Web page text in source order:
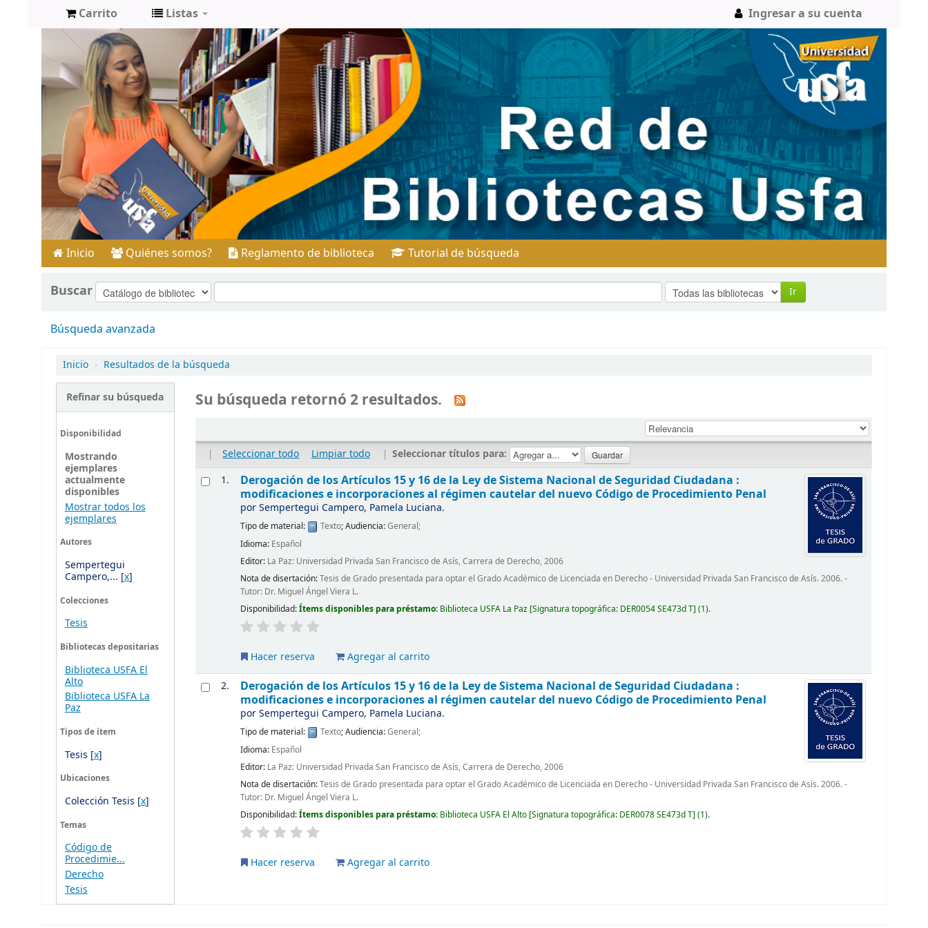
Carrito Listas Ingresar a su cuenta
Inicio Quiénes somos? Reglamento de biblioteca Tutorial de búsqueda
Buscar Ir
Búsqueda avanzada
Inicio › Resultados de la búsqueda
Refinar su búsqueda
Disponibilidad
Mostrando
ejemplares
actualmente
disponibles
Mostrar todos los
ejemplares
Autores
Sempertegui
Campero,... [x]
Colecciones
Tesis
Bibliotecas depositarias
Biblioteca USFA El
Alto
Biblioteca USFA La
Paz
Tipos de ítem
Tesis [x]
Ubicaciones
Colección Tesis [x]
Temas
Código de
Procedimie...
Derecho
Tesis
Su búsqueda retornó 2 resultados.
| Seleccionar todo Limpiar todo | Seleccionar títulos para:
1.
Derogación de los Artículos 15 y 16 de la Ley de Sistema Nacional de Seguridad Ciudadana :
modificaciones e incorporaciones al régimen cautelar del nuevo Código de Procedimiento Penal
porSempertegui Campero, Pamela Luciana.
Tipo de material: Texto; Audiencia:General;
Idioma: Español
Editor: La Paz: Universidad Privada San Francisco de Asís, Carrera de Derecho, 2006
Nota de disertación:Tesis de Grado presentada para optar el Grado Académico de Licenciada en Derecho - Universidad Privada San Francisco de Asís. 2006. -
Tutor: Dr. Miguel Ángel Viera L.
Disponibilidad:Ítems disponibles para préstamo: Biblioteca USFA La Paz Signatura topográfica: DER0054 SE473d T (1).
Hacer reserva
Agregar al carrito
2.
Derogación de los Artículos 15 y 16 de la Ley de Sistema Nacional de Seguridad Ciudadana :
modificaciones e incorporaciones al régimen cautelar del nuevo Código de Procedimiento Penal
porSempertegui Campero, Pamela Luciana.
Tipo de material: Texto; Audiencia:General;
Idioma: Español
Editor: La Paz: Universidad Privada San Francisco de Asís, Carrera de Derecho, 2006
Nota de disertación:Tesis de Grado presentada para optar el Grado Académico de Licenciada en Derecho - Universidad Privada San Francisco de Asís. 2006. -
Tutor: Dr. Miguel Ángel Viera L.
Disponibilidad:Ítems disponibles para préstamo: Biblioteca USFA El Alto Signatura topográfica: DER0078 SE473d T (1).
Hacer reserva Agregar al carrito